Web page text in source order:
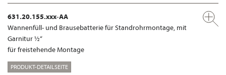
631.20.155.xxx-AA
Wannenfüll- und Brausebatterie für Standrohrmontage, mit
Garnitur ½“
für freistehende Montage
PRODUKT-DETAILSEITE